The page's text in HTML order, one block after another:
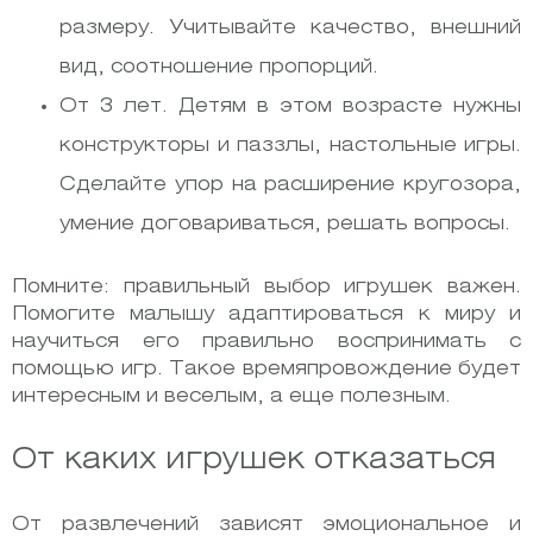
размеру. Учитывайте качество, внешний
вид, соотношение пропорций.
От 3 лет. Детям в этом возрасте нужны
конструкторы и паззлы, настольные игры.
Сделайте упор на расширение кругозора,
умение договариваться, решать вопросы.
Помните: правильный выбор игрушек важен.
Помогите малышу адаптироваться к миру и
научиться его правильно воспринимать с
помощью игр. Такое времяпровождение будет
интересным и веселым, а еще полезным.
От каких игрушек отказаться
От развлечений зависят эмоциональное и